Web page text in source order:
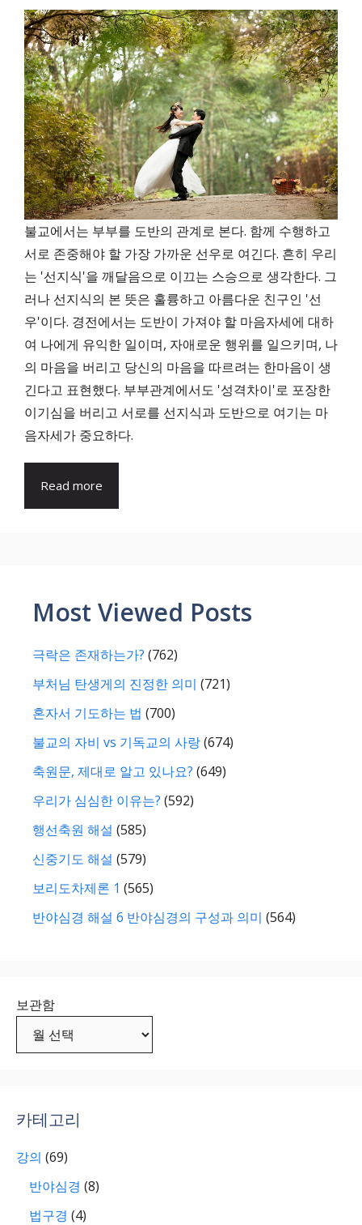
불교에서는 부부를 도반의 관계로 본다. 함께 수행하고
서로 존중해야 할 가장 가까운 선우로 여긴다. 흔히 우리
는 '선지식'을 깨달음으로 이끄는 스승으로 생각한다. 그
러나 선지식의 본 뜻은 훌륭하고 아름다운 친구인 '선
우'이다. 경전에서는 도반이 가져야 할 마음자세에 대하
여 나에게 유익한 일이며, 자애로운 행위를 일으키며, 나
의 마음을 버리고 당신의 마음을 따르려는 한마음이 생
긴다고 표현했다. 부부관계에서도 '성격차이'로 포장한
이기심을 버리고 서로를 선지식과 도반으로 여기는 마
음자세가 중요하다.
Read more
Most Viewed Posts
극락은 존재하는가? (762)
부처님 탄생게의 진정한 의미 (721)
혼자서 기도하는 법 (700)
불교의 자비 vs 기독교의 사랑(674)
축원문, 제대로 알고 있나요? (649)
우리가 심심한 이유는? (592)
행선축원 해설 (585)
신중기도 해설 (579)
보리도차제론 1 (565)
반야심경 해설 6 반야심경의 구성과 의미 (564)
보관함
카테고리
강의 (69)
반야심경 (8)
법구경 (4)